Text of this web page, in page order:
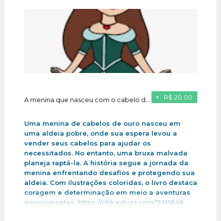
R$ 20.00
A menina que nasceu com o cabelo de ouro
Uma menina de cabelos de ouro nasceu em
uma aldeia pobre, onde sua espera levou a
vender seus cabelos para ajudar os
necessitados. No entanto, uma bruxa malvada
planeja raptá-la. A história segue a jornada da
menina enfrentando desafios e protegendo sua
aldeia. Com ilustrações coloridas, o livro destaca
coragem e determinação em meio a aventuras
emocionantes .https://chk.eduzz.com/2411848